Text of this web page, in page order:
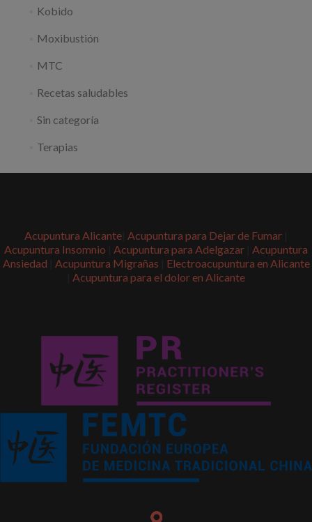
Kobido
Moxibustión
MTC
Recetas saludables
Sin categoría
Terapias
Acupuntura Alicante Acupuntura para Dejar de Fumar
Acupuntura Insomnio
Acupuntura para Adelgazar
Acupuntura
Ansiedad
Acupuntura Migrañas
Electroacupuntura en Alicante
Acupuntura para el dolor en Alicante